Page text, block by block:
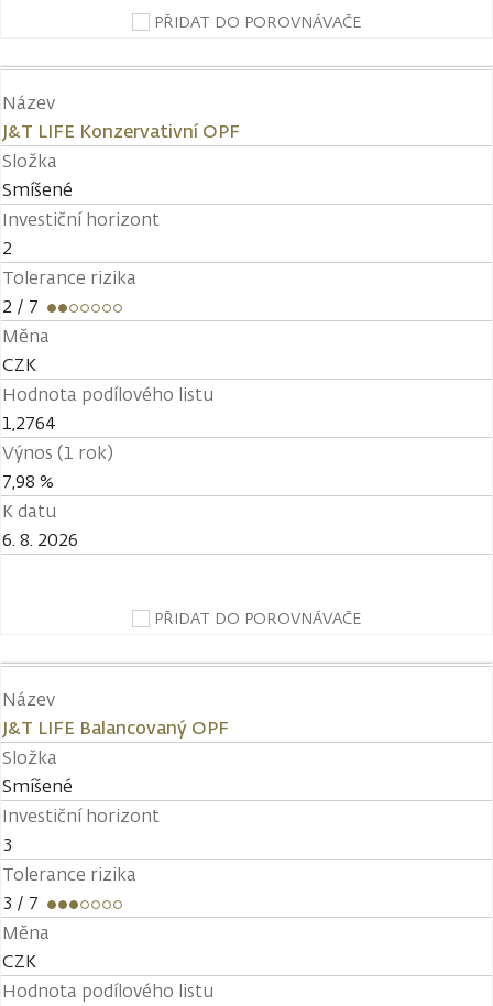
PŘIDAT DO POROVNÁVAČE
Název
J&T LIFE Konzervativní OPF
Složka
Smíšené
Investiční horizont
2
Tolerance rizika
2 / 7
Měna
CZK
Hodnota podílového listu
1,2764
Výnos (1 rok)
7,98 %
K datu
6. 8. 2026
PŘIDAT DO POROVNÁVAČE
Název
J&T LIFE Balancovaný OPF
Složka
Smíšené
Investiční horizont
3
Tolerance rizika
3 / 7
Měna
CZK
Hodnota podílového listu